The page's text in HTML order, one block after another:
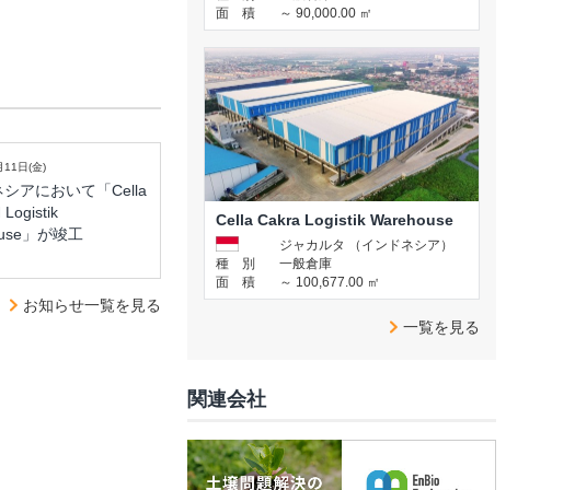
11日(金)
シアにおいて「Cella
Logistik
」が竣工
お知らせ一覧を見る
面 積
～ 90,000.00 ㎡
Cella Cakra Logistik Warehouse
ジャカルタ （インドネシア）
種 別
一般倉庫
面 積
～ 100,677.00 ㎡
一覧を見る
関連会社